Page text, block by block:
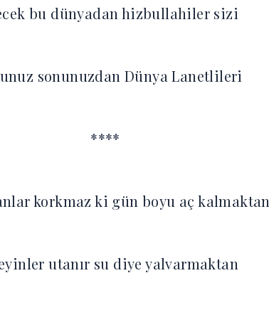
bu dünyadan hizbullahiler sizi
sonunuzdan Dünya Lanetlileri
****
korkmaz ki gün boyu aç kalmaktan
utanır su diye yalvarmaktan